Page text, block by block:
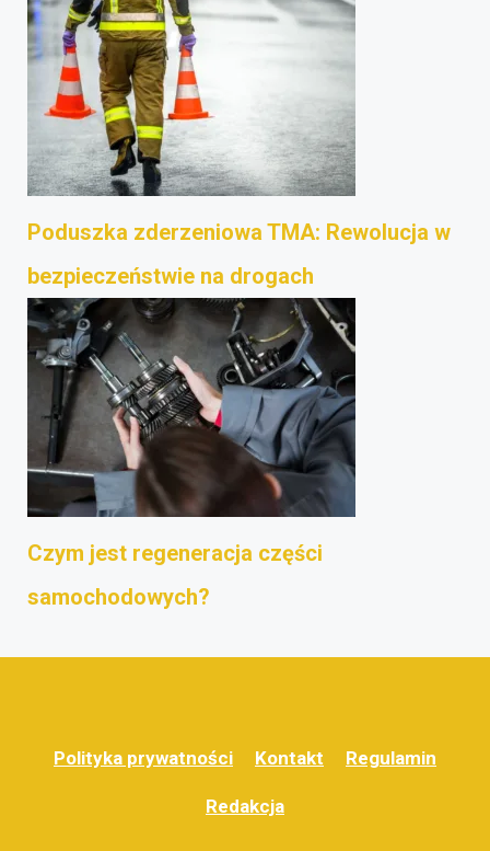
Poduszka zderzeniowa TMA: Rewolucja w
bezpieczeństwie na drogach
Czym jest regeneracja części
samochodowych?
Polityka prywatności Kontakt Regulamin
Redakcja